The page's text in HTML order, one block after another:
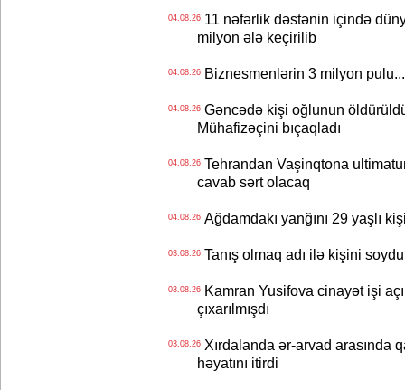
04.08.2611 nəfərlik dəstənin içində
milyon ələ keçirilib
04.08.26Biznesmenlərin 3 milyon
04.08.26Gəncədə kişi oğlunun
Mühafizəçini bıçaqladı
04.08.26Tehrandan Vaşinqtona
cavab sərt olacaq
04.08.26Ağdamdakı yanğını 29 yaşlı
03.08.26Tanış olmaq adı ilə kişini
03.08.26Kamran Yusifova cinayət işi
çıxarılmışdı
03.08.26Xırdalanda ər-arvad arasında
həyatını itirdi